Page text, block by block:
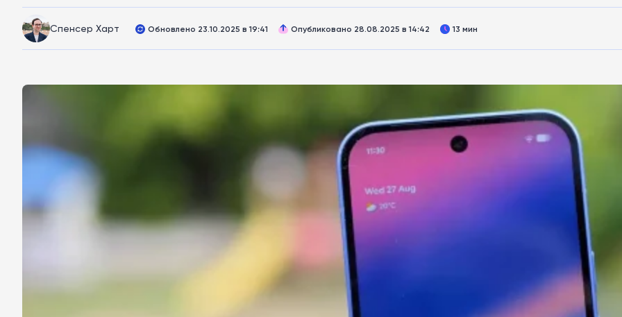
Спенсер Харт Обновлено 23.10.2025 в 19:41 Опубликовано 28.08.2025 в 14:42 13 мин